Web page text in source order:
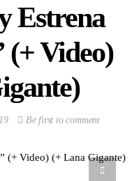
Estrena
(+ Video)
Be first to comment